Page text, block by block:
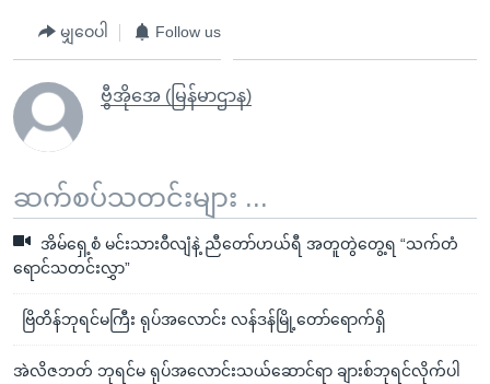
မျှဝေပါ Follow us
ဗွီအိုအေ (မြန်မာဌာန)
ဆက်စပ်သတင်းများ ...
အိမ်ရှေ့စံ မင်းသားဝီလျံနဲ့ ညီတော်ဟယ်ရီ အတူတွဲတွေ့ရ “သက်တံ
ရောင်သတင်းလွှာ”
ဗြိတိန်ဘုရင်မကြီး ရုပ်အလောင်း လန်ဒန်မြို့တော်ရောက်ရှိ
အဲလိဇဘတ် ဘုရင်မ ရုပ်အလောင်းသယ်ဆောင်ရာ ချားစ်ဘုရင်လိုက်ပါ